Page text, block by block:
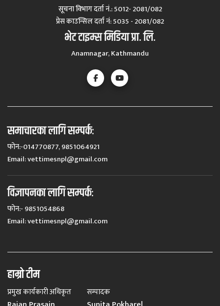
सूचना विभाग दर्ता नं.: 5012- 2081/082
प्रेस काउन्सिल दर्ता नं‍: 5035 - 2081/082
भेट टाइम्स मिडिया प्रा. लि.
Anamnagar, Kathmandu
समाचारका लागि सम्पर्कः
फोन:-014770877, 9851064921
Email:vettimesnpl@gmail.com
विज्ञापनका लागि सम्पर्कः
फोन:- 9851054868
Email:vettimesnpl@gmail.com
हाम्रो टीम
प्रमुख कार्यकारी अधिकृत सम्पादक